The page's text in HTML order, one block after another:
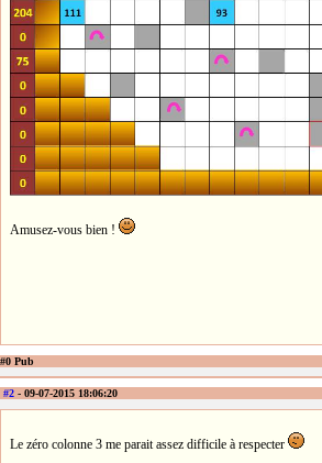
Amusez-vous bien !
#0 Pub
#2 - 09-07-2015 18:06:20
Le zéro colonne 3 me parait assez difficile à respecter